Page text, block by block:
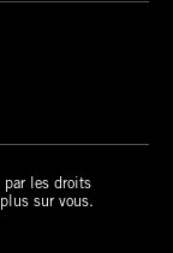
par les droits
sur vous.